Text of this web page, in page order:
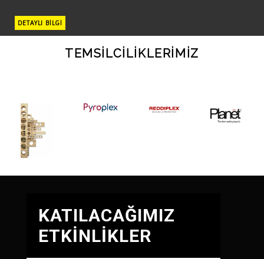
DETAYLI BİLGİ
TEMSİLCİLİKLERİMİZ
KATILACAĞIMIZ
ETKİNLİKLER